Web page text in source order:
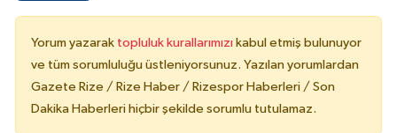
Yorum yazarak topluluk kurallarımızı kabul etmiş bulunuyor
ve tüm sorumluluğu üstleniyorsunuz. Yazılan yorumlardan
Gazete Rize / Rize Haber / Rizespor Haberleri / Son
Dakika Haberleri hiçbir şekilde sorumlu tutulamaz.